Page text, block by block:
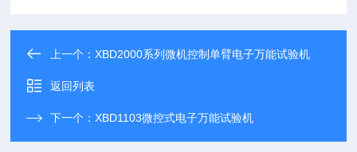
上一个：XBD2000系列微机控制单臂电子万能试验机
返回列表
下一个：XBD1103微控式电子万能试验机